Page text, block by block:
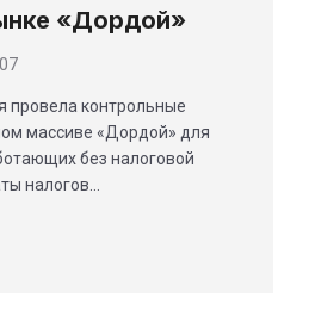
«Дордой»
провела контрольные
массиве «Дордой» для
без налоговой
налогов…